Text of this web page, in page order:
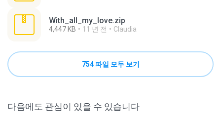
With_all_my_love.zip
4,447 KB 11 년 전 Claudia
754 파일 모두 보기
다음에도 관심이 있을 수 있습니다